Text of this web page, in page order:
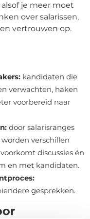
je meer moet
over salarissen,
vertrouwen op.
kandidaten die
verwachten, haken
voorbereid naar
door salarisranges
verschillen
discussies én
en met kandidaten.
gesprekken.